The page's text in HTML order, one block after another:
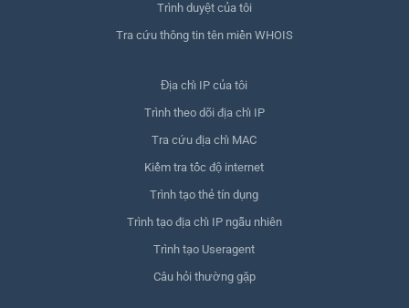
Trình duyệt của tôi
Tra cứu thông tin tên miền WHOIS
Địa chỉ IP của tôi
Trình theo dõi địa chỉ IP
Tra cứu địa chỉ MAC
Kiểm tra tốc độ internet
Trình tạo thẻ tín dụng
Trình tạo địa chỉ IP ngẫu nhiên
Trình tạo Useragent
Câu hỏi thường gặp